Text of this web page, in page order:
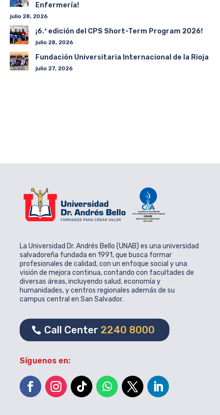
Enfermería!
julio 28, 2026
¡6.ª edición del CPS Short-Term Program 2026!
julio 28, 2026
Fundación Universitaria Internacional de la Rioja
julio 27, 2026
La Universidad Dr. Andrés Bello (UNAB) es una universidad
salvadoreña fundada en 1991, que busca formar
profesionales de calidad, con un enfoque social y una
visión de mejora continua, contando con facultades de
diversas áreas, incluyendo salud, economía y
humanidades, y centros regionales además de su
campus central en San Salvador.
Call Center 2240 8000
Síguenos en: